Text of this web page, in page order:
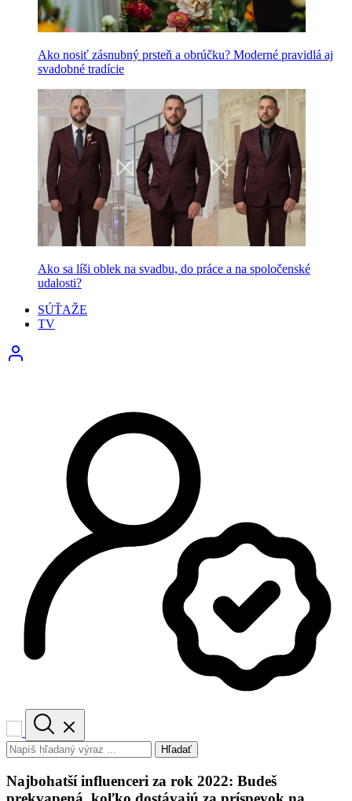
Ako nosiť zásnubný prsteň a obrúčku? Moderné pravidlá aj
svadobné tradície
Ako sa líši oblek na svadbu, do práce a na spoločenské
udalosti?
SÚŤAŽE
TV
Hľadať
Najbohatší influenceri za rok 2022: Budeš